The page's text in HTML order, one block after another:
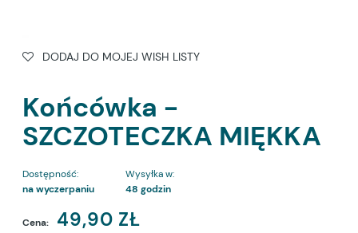
DODAJ DO MOJEJ WISH LISTY
Końcówka -
SZCZOTECZKA MIĘKKA
Dostępność:
na wyczerpaniu
Wysyłka w:
48 godzin
Cena: 49,90 ZŁ